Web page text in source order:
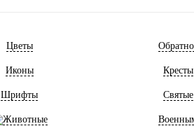
Цветы
Иконы Кресты
Шрифты Святые
Животные